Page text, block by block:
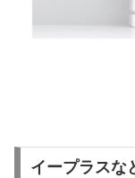
イープラスな